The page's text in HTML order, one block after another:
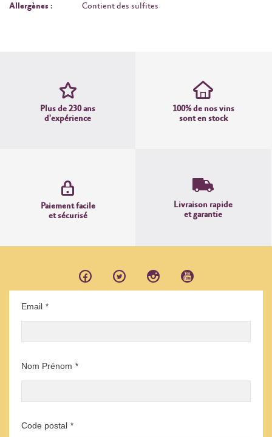
Allergènes : Contient des sulfites
Plus de 230 ans
d'expérience
100% de nos vins
sont en stock
Paiement facile
et sécurisé
Livraison rapide
et garantie
Email *
Nom Prénom *
Code postal *